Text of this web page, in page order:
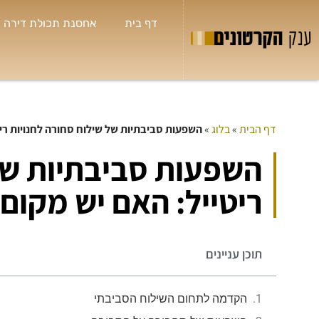
דף בית אחסנת תכולת דירה
דף הבית»בלוג»השפעות סביבתיות של שילוח סחורה לחנויות
השפעות סביבתיות
ריטייל: האם יש
תוכן עניינים
הקדמה לתחום השילוח הסביבתי